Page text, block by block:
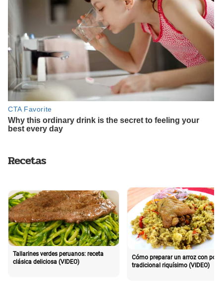
Recetas
Tallarines verdes peruanos: receta
clásica deliciosa (VIDEO)
Cómo preparar un arroz con pollo
tradicional riquísimo (VIDEO)